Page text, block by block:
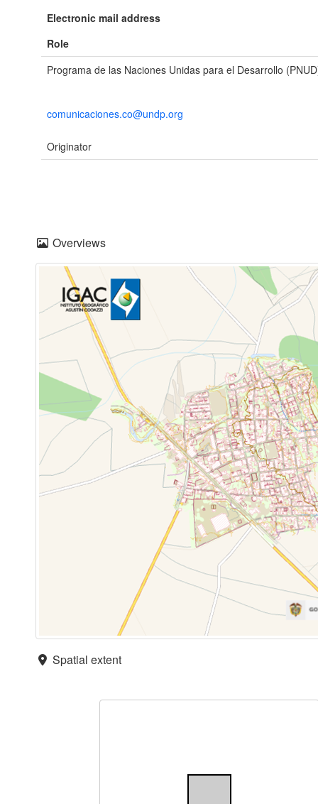
Electronic mail address
Role
Programa de las Naciones Unidas para el Desarrollo
comunicaciones.co@undp.org
Originator
Overviews
Spatial extent